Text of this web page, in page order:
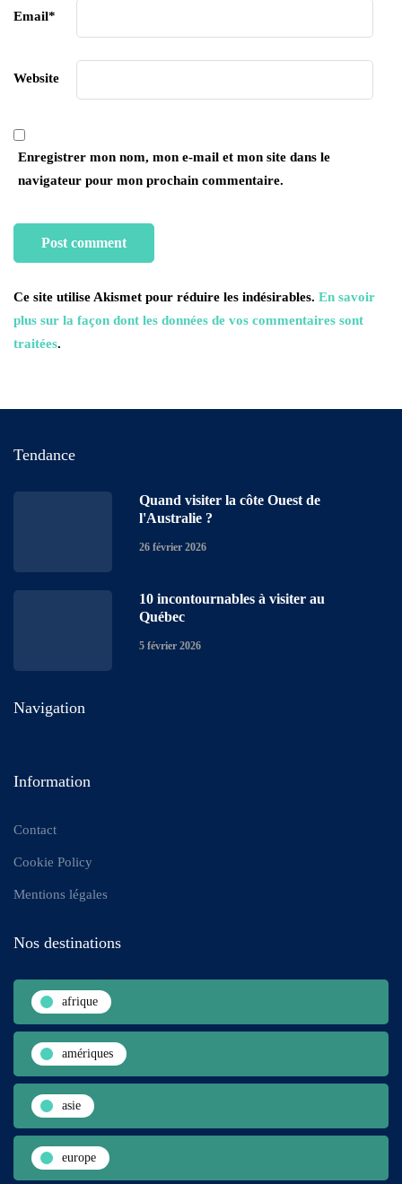
Email*
Website
Enregistrer mon nom, mon e-mail et mon site dans le
navigateur pour mon prochain commentaire.
Ce site utilise Akismet pour réduire les indésirables. En savoir
plus sur la façon dont les données de vos commentaires sont
traitées.
Tendance
Quand visiter la côte Ouest de
l'Australie ?
26 février 2026
10 incontournables à visiter au
Québec
5 février 2026
Navigation
Information
Contact
Cookie Policy
Mentions légales
Nos destinations
afrique
amériques
asie
europe